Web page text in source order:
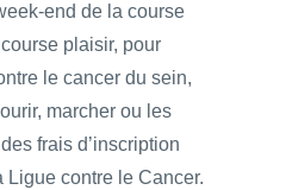
end de la course
plaisir, pour
le cancer du sein,
marcher ou les
frais d’inscription
Ligue contre le Cancer.